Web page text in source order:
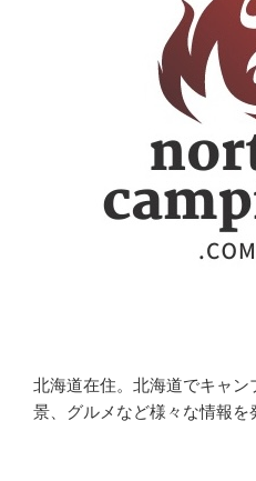
北海道在住。北海道でキャ
景、グルメなど様々な情報を